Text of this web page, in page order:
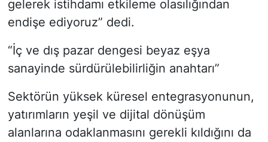
gelerek istihdamı etkileme olasılığından
endişe ediyoruz” dedi.
“İç ve dış pazar dengesi beyaz eşya
sanayinde sürdürülebilirliğin anahtarı”
Sektörün yüksek küresel entegrasyonunun,
yatırımların yeşil ve dijital dönüşüm
alanlarına odaklanmasını gerekli kıldığını da